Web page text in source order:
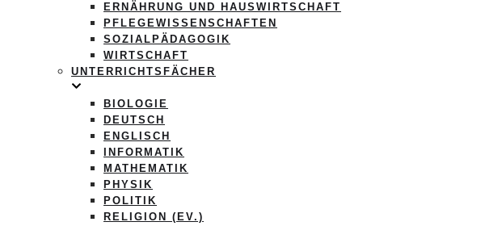
ERNÄHRUNG UND HAUSWIRTSCHAFT
PFLEGEWISSENSCHAFTEN
SOZIALPÄDAGOGIK
WIRTSCHAFT
UNTERRICHTSFÄCHER
BIOLOGIE
DEUTSCH
ENGLISCH
INFORMATIK
MATHEMATIK
PHYSIK
POLITIK
RELIGION (EV.)